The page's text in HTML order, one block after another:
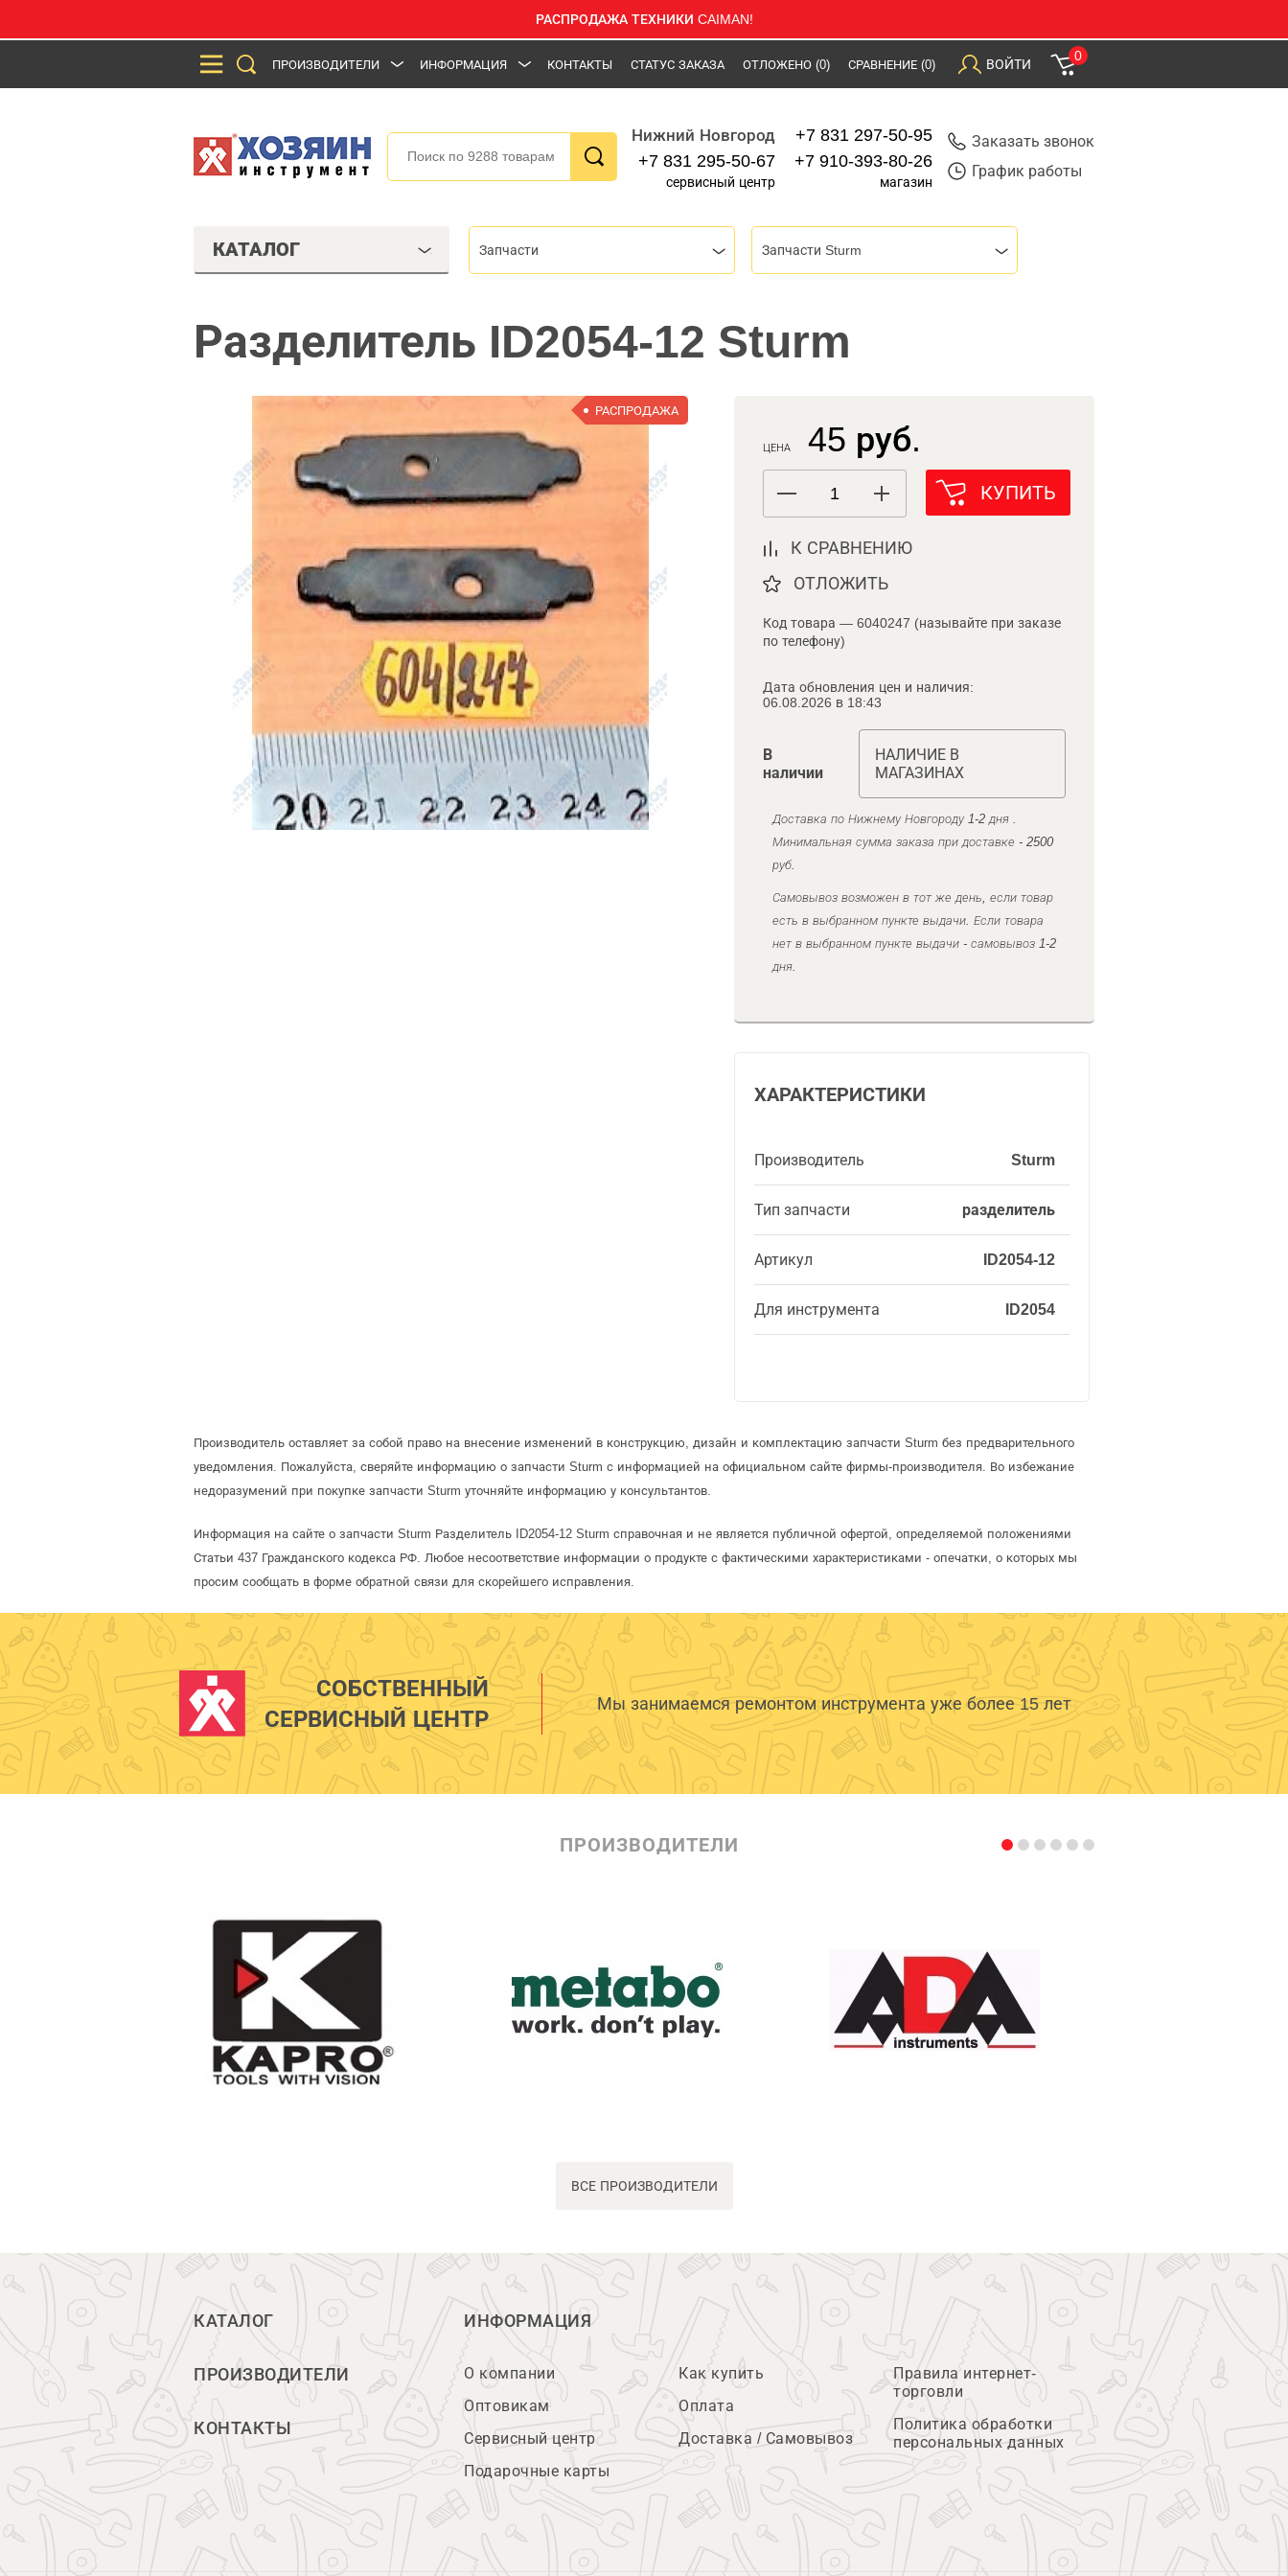
РАСПРОДАЖА ТЕХНИКИ CAIMAN!
ПРОИЗВОДИТЕЛИ ИНФОРМАЦИЯ КОНТАКТЫ СТАТУС ЗАКАЗА ОТЛОЖЕНО (0) СРАВНЕНИЕ (0) ВОЙТИ
0
Нижний Новгород
+7 831 295-50-67
сервисный центр
+7 831 297-50-95
+7 910-393-80-26
магазин
Заказать звонок
График работы
КАТАЛОГ Запчасти Запчасти Sturm
Разделитель ID2054-12 Sturm
РАСПРОДАЖА
ЦЕНА 45 руб.
КУПИТЬ
К СРАВНЕНИЮ
ОТЛОЖИТЬ
Код товара — 6040247 (называйте при заказе
по телефону)
Дата обновления цен и наличия:
06.08.2026 в 18:43
В
наличии
НАЛИЧИЕ В
МАГАЗИНАХ
Доставка по Нижнему Новгороду 1-2 дня .
Минимальная сумма заказа при доставке - 2500
руб.
Самовывоз возможен в тот же день, если товар
есть в выбранном пункте выдачи. Если товара
нет в выбранном пункте выдачи - самовывоз 1-2
дня.
ХАРАКТЕРИСТИКИ
Производитель Sturm
Тип запчасти разделитель
Артикул ID2054-12
Для инструмента ID2054
Производитель оставляет за собой право на внесение изменений в конструкцию, дизайн и комплектацию запчасти Sturm без предварительного
уведомления. Пожалуйста, сверяйте информацию о запчасти Sturm с информацией на официальном сайте фирмы-производителя. Во избежание
недоразумений при покупке запчасти Sturm уточняйте информацию у консультантов.
Информация на сайте о запчасти Sturm Разделитель ID2054-12 Sturm справочная и не является публичной офертой, определяемой положениями
Статьи 437 Гражданского кодекса РФ. Любое несоответствие информации о продукте с фактическими характеристиками - опечатки, о которых мы
просим сообщать в форме обратной связи для скорейшего исправления.
СОБСТВЕННЫЙ
СЕРВИСНЫЙ ЦЕНТР
Мы занимаемся ремонтом инструмента уже более 15 лет
ПРОИЗВОДИТЕЛИ
ВСЕ ПРОИЗВОДИТЕЛИ
КАТАЛОГ
ПРОИЗВОДИТЕЛИ
КОНТАКТЫ
ИНФОРМАЦИЯ
О компании
Оптовикам
Сервисный центр
Подарочные карты
Как купить
Оплата
Доставка / Самовывоз
Правила интернет-
торговли
Политика обработки
персональных данных